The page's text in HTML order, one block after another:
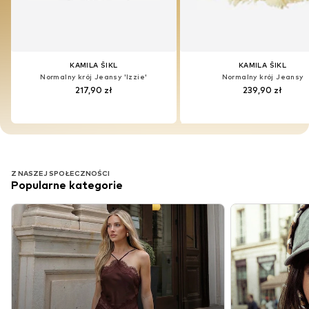
KAMILA ŠIKL
Normalny krój Jeansy 'Izzie'
217,90 zł
KAMILA ŠIKL
Normalny krój Jeansy
239,90 zł
KAMILA ŠIKL
Normalny krój Jeansy 'Izzie'
217,90 zł
KAMILA ŠIKL
Normalny krój Jeansy
239,90 zł
Z NASZEJ SPOŁECZNOŚCI
Popularne kategorie